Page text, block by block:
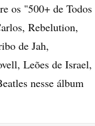
os "500+ de Todos
Rebelution,
de Jah,
Leões de Israel,
nesse álbum